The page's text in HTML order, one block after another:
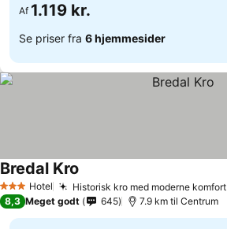
Af 1.119 kr.
Se priser fra 6 hjemmesider
3 StjernerHotel Historisk kro med moderne komfort
Bredal Kro
8,3 Meget godt 645 7.9 km til Centrum